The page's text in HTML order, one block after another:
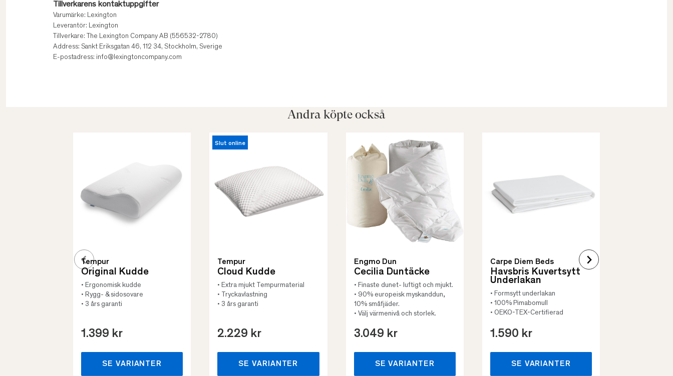
Tillverkarens kontaktuppgifter
Varumärke: Lexington
Leverantör: Lexington
Tillverkare: The Lexington Company AB (556532-2780)
Address: Sankt Eriksgatan 46, 112 34, Stockholm, Sverige
E-postadress: info@lexingtoncompany.com
Andra köpte också
Tempur
Original Kudde
• Ergonomisk kudde
• Rygg- & sidosovare
• 3 års garanti
1.399 kr
SE VARIANTER
Slut online
Tempur
Cloud Kudde
• Extra mjukt Tempurmaterial
• Tryckavlastning
• 3 års garanti
2.229 kr
SE VARIANTER
Engmo Dun
Cecilia Duntäcke
• Finaste dunet- luftigt och mjukt.
• 90% europeisk myskanddun,
10% småfjäder.
• Välj värmenivå och storlek.
3.049 kr
SE VARIANTER
Carpe Diem Beds
Havsbris Kuvertsytt
Underlakan
• Formsytt underlakan
• 100% Pimabomull
• OEKO-TEX-Certifierad
1.590 kr
SE VARIANTER